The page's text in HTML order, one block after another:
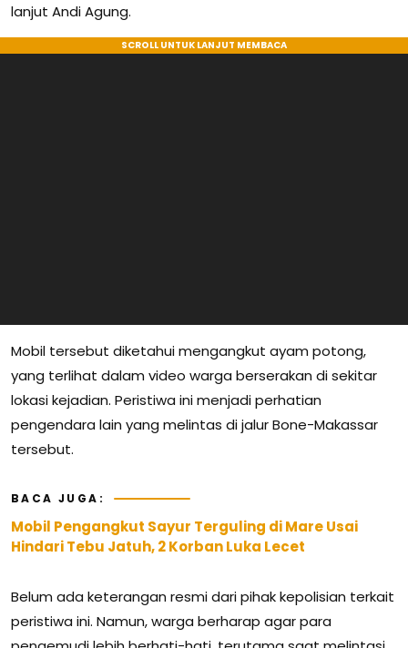
lanjut Andi Agung.
Mobil tersebut diketahui mengangkut ayam potong,
yang terlihat dalam video warga berserakan di sekitar
lokasi kejadian. Peristiwa ini menjadi perhatian
pengendara lain yang melintas di jalur Bone-Makassar
tersebut.
BACA JUGA:
Mobil Pengangkut Sayur Terguling di Mare Usai
Hindari Tebu Jatuh, 2 Korban Luka Lecet
Belum ada keterangan resmi dari pihak kepolisian terkait
peristiwa ini. Namun, warga berharap agar para